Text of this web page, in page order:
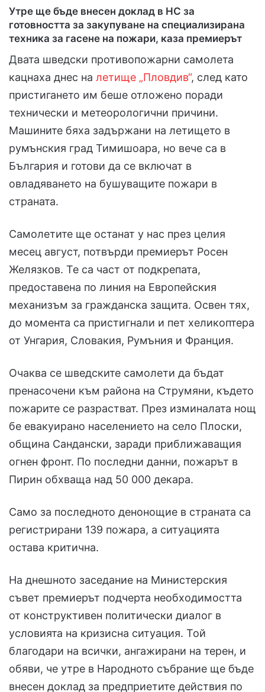
Утре ще бъде внесен доклад в НС за
готовността за закупуване на специализирана
техника за гасене на пожари, каза премиерът
Двата шведски противопожарни самолета
кацнаха днес на летище „Пловдив“, след като
пристигането им беше отложено поради
технически и метеорологични причини.
Машините бяха задържани на летището в
румънския град Тимишоара, но вече са в
България и готови да се включат в
овладяването на бушуващите пожари в
страната.
Самолетите ще останат у нас през целия
месец август, потвърди премиерът Росен
Желязков. Те са част от подкрепата,
предоставена по линия на Европейския
механизъм за гражданска защита. Освен тях,
до момента са пристигнали и пет хеликоптера
от Унгария, Словакия, Румъния и Франция.
Очаква се шведските самолети да бъдат
пренасочени към района на Струмяни, където
пожарите се разрастват. През изминалата нощ
бе евакуирано населението на село Плоски,
община Сандански, заради приближаващия
огнен фронт. По последни данни, пожарът в
Пирин обхваща над 50 000 декара.
Само за последното денонощие в страната са
регистрирани 139 пожара, а ситуацията
остава критична.
На днешното заседание на Министерския
съвет премиерът подчерта необходимостта
от конструктивен политически диалог в
условията на кризисна ситуация. Той
благодари на всички, ангажирани на терен, и
обяви, че утре в Народното събрание ще бъде
внесен доклад за предприетите действия по